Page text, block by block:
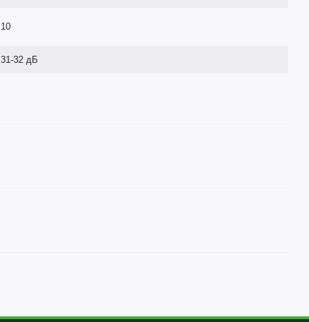
10
31-32 дБ